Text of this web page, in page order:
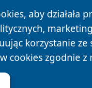
aby
korzystanie
cookies zgodnie z
News Autorzy